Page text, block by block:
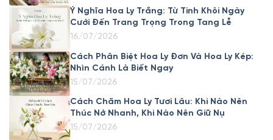
Ý Nghĩa Hoa Ly Trắng: Từ Tinh Khôi Ngày
Cưới Đến Trang Trọng Trong Tang Lễ
16/07/2026
Cách Phân Biệt Hoa Ly Đơn Và Hoa Ly Kép:
Nhìn Cánh Là Biết Ngay
15/07/2026
Cách Chăm Hoa Ly Tươi Lâu: Khi Nào Nên
Thúc Nở Nhanh, Khi Nào Nên Giữ Nụ
15/07/2026